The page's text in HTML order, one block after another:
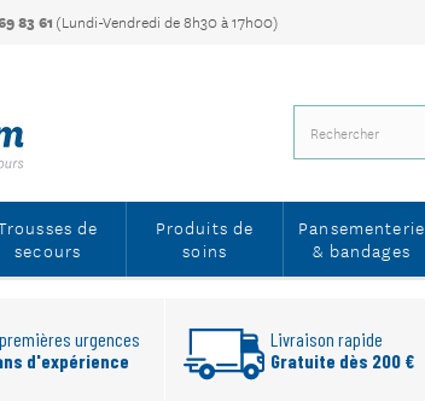
83 61 (Lundi-Vendredi de 8h30 à 17h00)
de
secours
Produits de
soins
Pansementerie
& bandages
urgences
d'expérience
Livraison rapide
Gratuite dès 200 €